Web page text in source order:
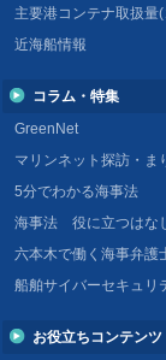
主要港コンテナ取扱
近海船情報
コラム・特集
GreenNet
マリンネット探訪・ま
5分でわかる海事法
海事法 役に立つはな
六本木で働く海事弁護
船舶サイバーセキュリ
お役立ちコンテンツ